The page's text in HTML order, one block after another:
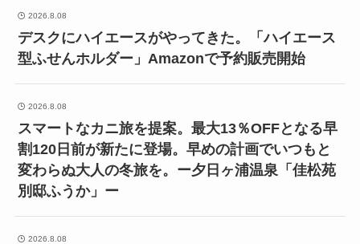
2026.8.08
デスクにハイエースがやってきた。「ハイエース
型ふせんホルダー」Amazonで予約販売開始
2026.8.08
スマートなカニ旅を提案。最大13％OFFとなる早
割120日前が新たに登場。早めの計画でいつもと
変わらぬ大人の冬旅を。ー夕日ヶ浦温泉「佳松苑
別邸ふうか」ー
2026.8.08